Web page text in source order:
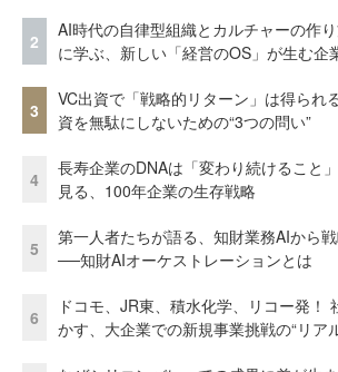
2
AI時代の自律型組織とカルチャーの作
に学ぶ、新しい「経営のOS」が生む企
3
VC出資で「戦略的リターン」は得られ
資を無駄にしないための“3つの問い”
4
長寿企業のDNAは「変わり続けること
見る、100年企業の生存戦略
5
第一人者たちが語る、知財業務AIから
──知財AIオーケストレーションとは
6
ドコモ、JR東、積水化学、リコー発！
かす、大企業での新規事業挑戦の“リア